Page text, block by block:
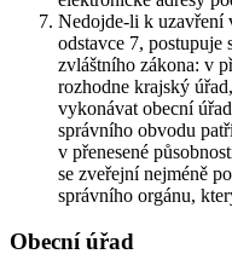
Nedojde-li k uzavření
odstavce 7, postupuje
zvláštního zákona: v
rozhodne krajský
vykonávat obecní
správního obvodu
v přenesené
se zveřejní nejméně
správního orgánu,
Obecní úřad